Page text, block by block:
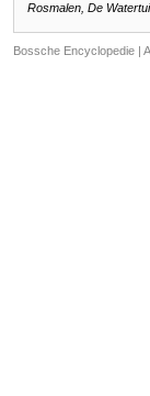
Rosmalen, De
Bossche Encyclopedie |